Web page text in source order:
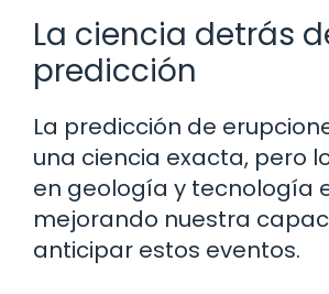
La ciencia detrás
predicción
La predicción de
una ciencia exacta, pero
en geología y tecnología
mejorando nuestra
anticipar estos eventos.